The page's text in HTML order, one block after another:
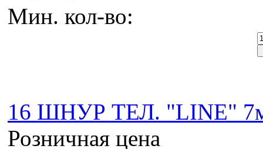
Мин. кол-во:
16 ШНУР ТЕЛ. "LINE"
Розничная цена